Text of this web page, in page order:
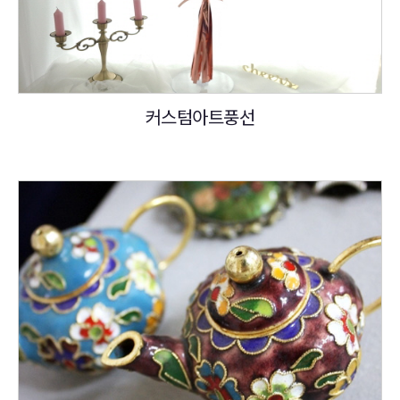
커스텀아트풍선